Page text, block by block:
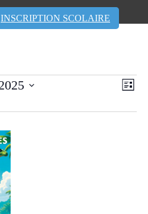
INSCRIPTION SCOLAIRE
vues
Liste